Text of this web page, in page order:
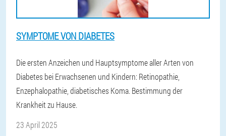
SYMPTOME VON DIABETES
Die ersten Anzeichen und Hauptsymptome aller Arten von
Diabetes bei Erwachsenen und Kindern: Retinopathie,
Enzephalopathie, diabetisches Koma. Bestimmung der
Krankheit zu Hause.
23 April 2025